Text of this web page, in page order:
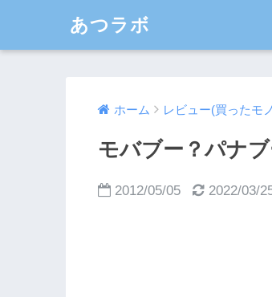
あつラボ
ホーム レビュー(買ったモ
モバブー？パナ
2012/05/05 2022/03/